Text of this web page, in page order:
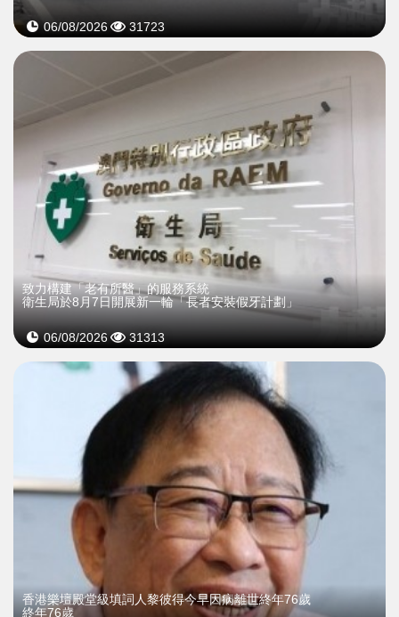
06/08/2026 31723
致力構建「老有所醫」的服務系統
衛生局於8月7日開展新一輪「長者安裝假牙計劃」
06/08/2026 31313
​香港樂壇殿堂級填詞人黎彼得今早因病離世終年76歲
終年76歲